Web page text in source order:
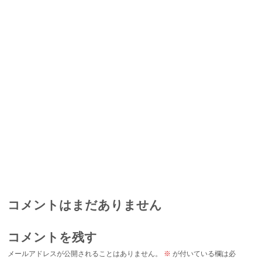
コメントはまだありません
コメントを残す
メールアドレスが公開されることはありません。 ※ が付いている欄は必